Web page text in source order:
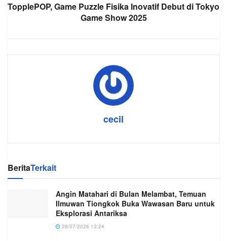
TopplePOP, Game Puzzle Fisika Inovatif Debut di Tokyo
Game Show 2025
cecil
BeritaTerkait
Angin Matahari di Bulan Melambat, Temuan
Ilmuwan Tiongkok Buka Wawasan Baru untuk
Eksplorasi Antariksa
28/07/2026 13:24